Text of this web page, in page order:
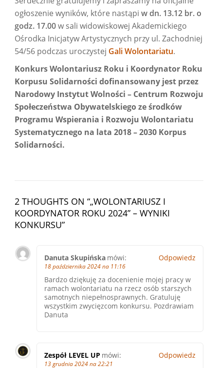
ogłoszenie wyników, które nastąpi w dn. 13.12 br. o
godz. 17.00w sali widowiskowej Akademickiego
Ośrodka Inicjatyw Artystycznych przy ul. Zachodniej
54/56 podczas uroczystej Gali Wolontariatu.
Konkurs Wolontariusz Roku i Koordynator Roku
Korpusu Solidarności dofinansowany jest przez
Narodowy Instytut Wolności – Centrum Rozwoju
Społeczeństwa Obywatelskiego ze środków
Programu Wspierania i Rozwoju Wolontariatu
Systematycznego na lata 2018 – 2030 Korpus
Solidarności.
2 THOUGHTS ON “„WOLONTARIUSZ I
KOORDYNATOR ROKU 2024” – WYNIKI
KONKURSU”
Danuta Skupińska mówi:
18 października 2024 na 11:16
Bardzo dziękuję za docenienie mojej pracy w
ramach wolontariatu na rzecz osób starszych
samotnych niepełnosprawnych. Gratuluję
wszystkim zwycięzcom konkursu. Pozdrawiam
Danuta
Odpowiedz
Zespół LEVEL UP mówi:
13 grudnia 2024 na 22:21
Odpowiedz